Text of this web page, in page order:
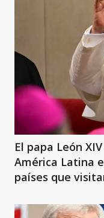
El papa León
América Latina
países que